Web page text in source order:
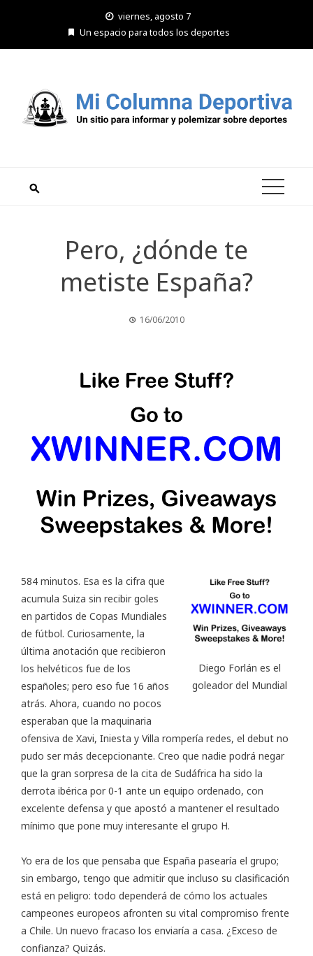
viernes, agosto 7
Un espacio para todos los deportes
Pero, ¿dónde te
metiste España?
16/06/2010
Diego Forlán es el
goleador del Mundial
584 minutos. Esa es la cifra que
acumula Suiza sin recibir goles
en partidos de Copas Mundiales
de fútbol. Curiosamente, la
última anotación que recibieron
los helvéticos fue de los
españoles; pero eso fue 16 años
atrás. Ahora, cuando no pocos
esperaban que la maquinaria
ofensiva de Xavi, Iniesta y Villa rompería redes, el debut no
pudo ser más decepcionante. Creo que nadie podrá negar
que la gran sorpresa de la cita de Sudáfrica ha sido la
derrota ibérica por 0-1 ante un equipo ordenado, con
excelente defensa y que apostó a mantener el resultado
mínimo que pone muy interesante el grupo H.
Yo era de los que pensaba que España pasearía el grupo;
sin embargo, tengo que admitir que incluso su clasificación
está en peligro: todo dependerá de cómo los actuales
campeones europeos afronten su vital compromiso frente
a Chile. Un nuevo fracaso los enviaría a casa. ¿Exceso de
confianza? Quizás.